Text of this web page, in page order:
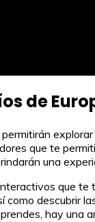
de
que te
una
que
descubrir
hay una